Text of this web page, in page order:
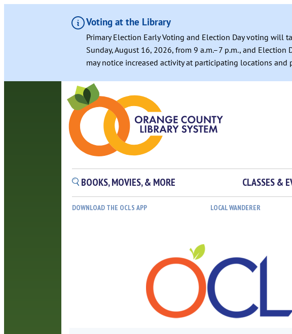
Voting at the Library
Primary Election Early Voting and Election Day voting will
Sunday, August 16, 2026, from 9 a.m.–7 p.m., and
may notice increased activity at participating locations and
BOOKS, MOVIES, & MORE CLASSES &
DOWNLOAD THE OCLS APP LOCAL WANDERER